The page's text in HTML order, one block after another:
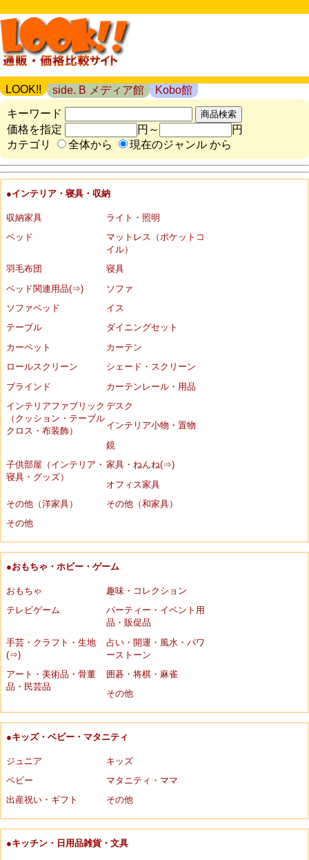
LOOK!! side. B メディア館
Kobo館
キーワード
価格を指定
円～
円
カテゴリ
全体から 現在のジャンル から
●インテリア・寝具・収納
収納家具
ライト・照明
ベッド
マットレス（ポケットコ
イル）
羽毛布団
寝具
ベッド関連用品(⇒)
ソファ
ソファベッド
イス
テーブル
ダイニングセット
カーペット
カーテン
ロールスクリーン
シェード・スクリーン
ブラインド
カーテンレール・用品
インテリアファブリック
（クッション・テーブル
クロス・布装飾）
デスク
インテリア小物・置物
鏡
子供部屋（インテリア・
寝具・グッズ）
家具・ねんね(⇒)
オフィス家具
その他（洋家具）
その他（和家具）
その他
●おもちゃ・ホビー・ゲーム
おもちゃ
趣味・コレクション
テレビゲーム
パーティー・イベント用
品・販促品
手芸・クラフト・生地
(⇒)
占い・開運・風水・パワ
ーストーン
アート・美術品・骨董
品・民芸品
囲碁・将棋・麻雀
その他
●キッズ・ベビー・マタニティ
ジュニア
キッズ
ベビー
マタニティ・ママ
出産祝い・ギフト
その他
●キッチン・日用品雑貨・文具